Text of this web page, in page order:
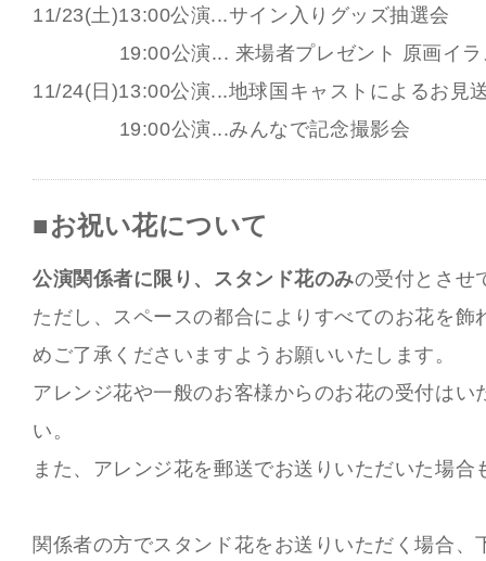
11/23(土)13:00公演...サイン入りグッズ抽選会
19:00公演... 来場者プレゼント 原画イラ
11/24(日)13:00公演...地球国キャストによるお見
19:00公演...みんなで記念撮影会
■お祝い花について
公演関係者に限り、スタンド花のみの受付とさせ
ただし、スペースの都合によりすべてのお花を
めご了承くださいますようお願いいたします。
アレンジ花や一般のお客様からのお花の受付は
い。
また、アレンジ花を郵送でお送りいただいた場
関係者の方でスタンド花をお送りいただく場合、